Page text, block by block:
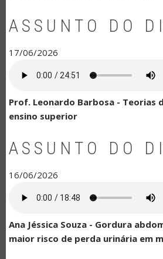
ASSUNTO DO
17/06/2026
Prof. Leonardo Barbosa - Teorias
ensino superior
ASSUNTO DO
16/06/2026
Ana Jéssica Souza - Gordura
maior risco de perda urinária em